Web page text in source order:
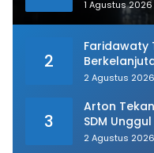
Kawasan
1 Agustus 2026
2
Faridawaty
2 Agustus 2026
3
Arton
SDM
2 Agustus 2026